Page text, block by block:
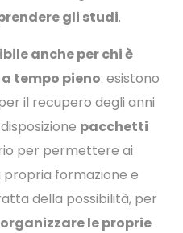
gli studi.
anche per chi è
tempo pieno: esistono
il recupero degli anni
pacchetti
per permettere ai
formazione e
della possibilità, per
organizzare le proprie